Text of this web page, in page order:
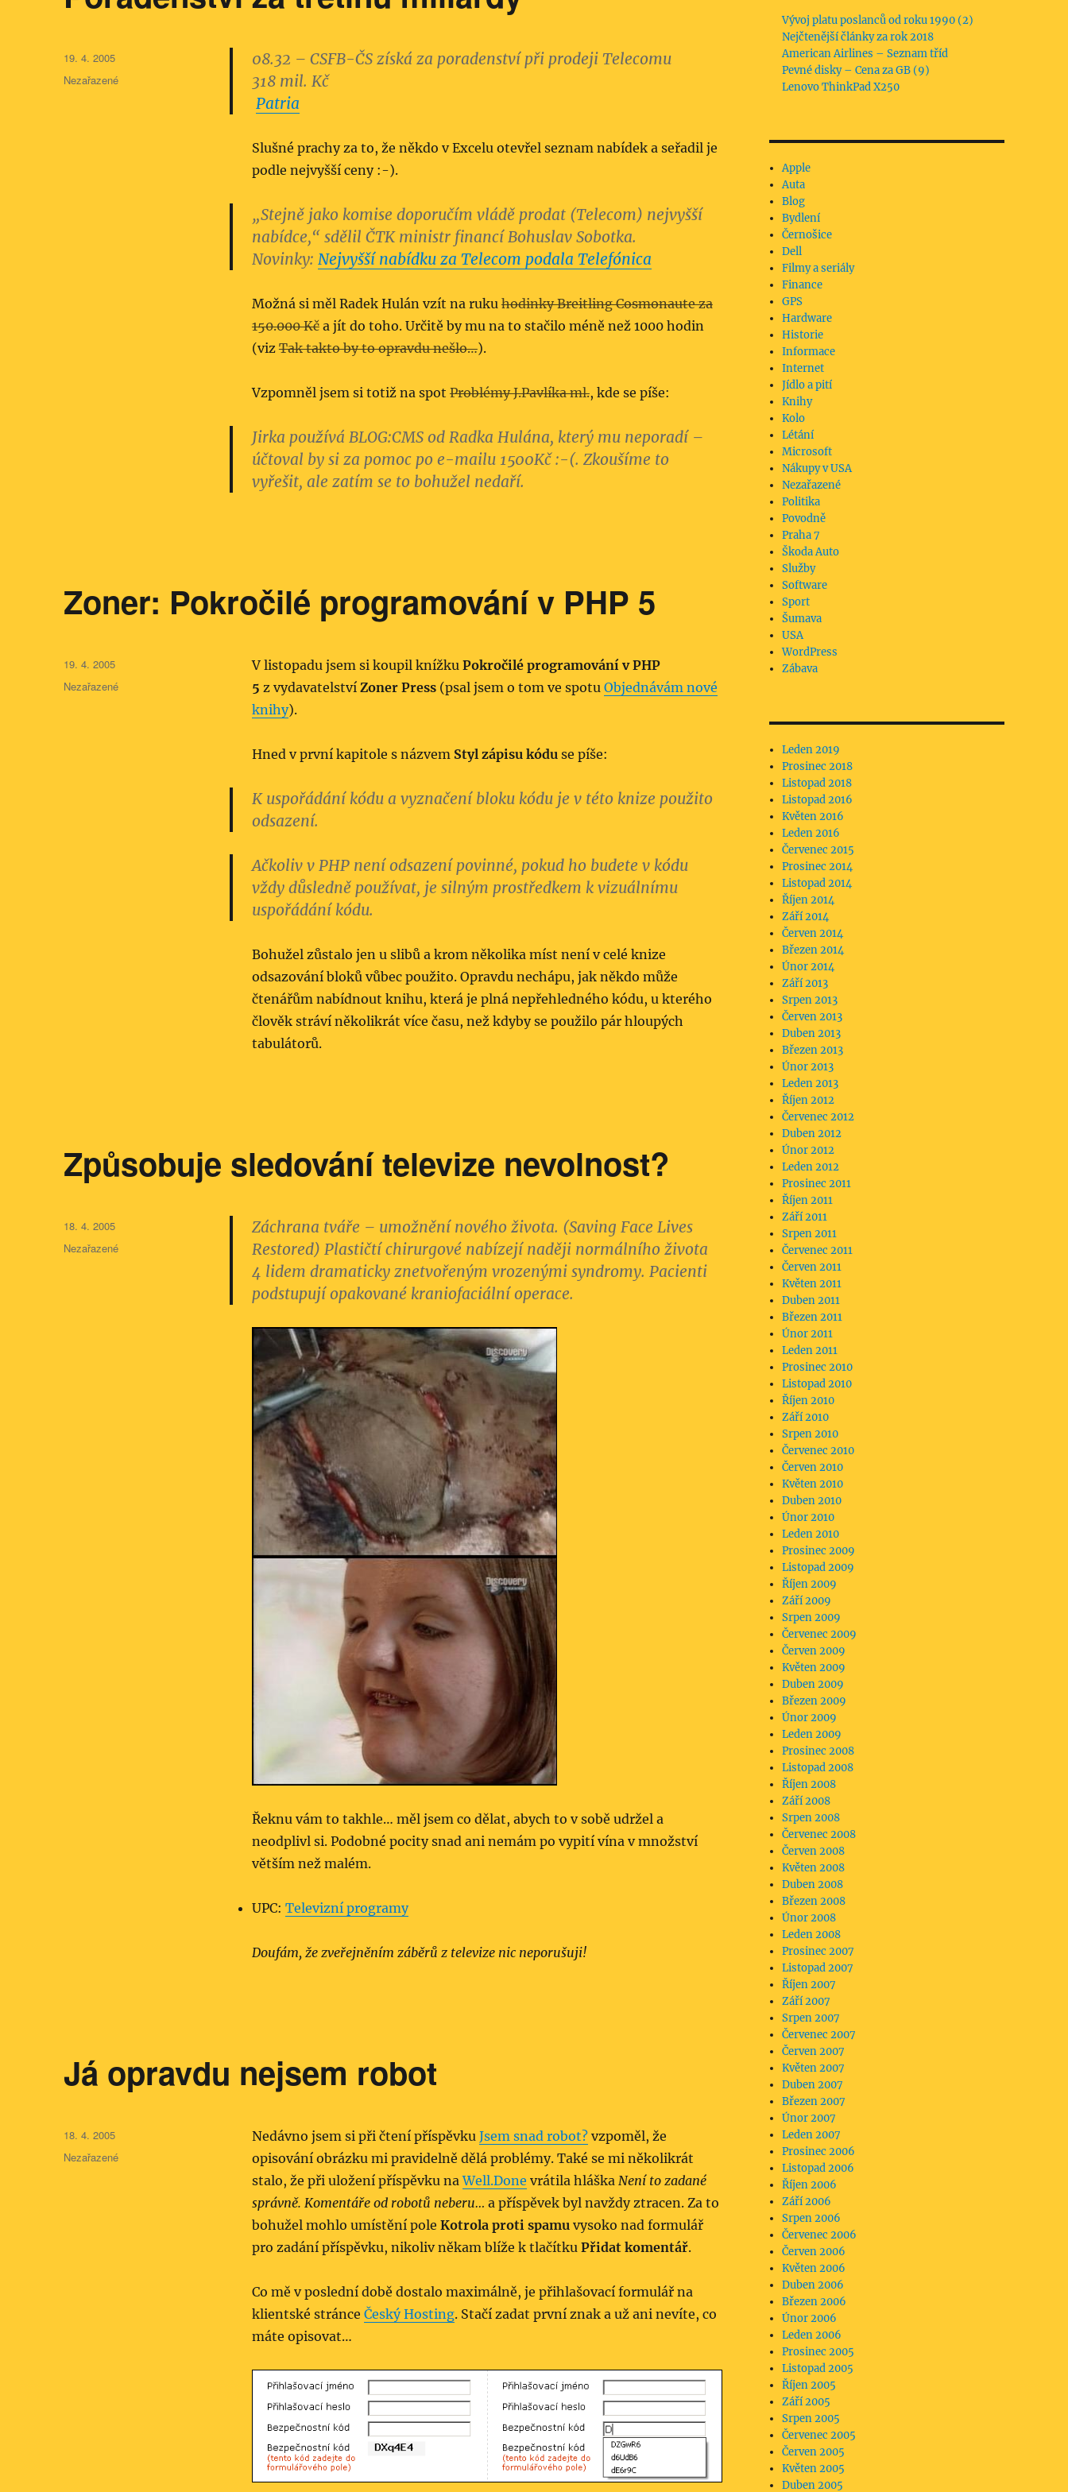
08.32 – CSFB-ČS získá za poradenství při prodeji Telecomu
318 mil. Kč
Patria
Slušné prachy za to, že někdo v Excelu otevřel seznam nabídek a seřadil je
podle nejvyšší ceny :-).
„Stejně jako komise doporučím vládě prodat (Telecom) nejvyšší
nabídce,“ sdělil ČTK ministr financí Bohuslav Sobotka.
Novinky: Nejvyšší nabídku za Telecom podala Telefónica
Možná si měl Radek Hulán vzít na ruku hodinky Breitling Cosmonaute za
150.000 Kča jít do toho. Určitě by mu na to stačilo méně než 1000 hodin
(viz Tak takto by to opravdu nešlo…).
Vzpomněl jsem si totiž na spot Problémy J.Pavlíka ml., kde se píše:
Jirka používá BLOG:CMS od Radka Hulána, který mu neporadí –
účtoval by si za pomoc po e-mailu 1500Kč :-(. Zkoušíme to
vyřešit, ale zatím se to bohužel nedaří.
Publikováno:
19. 4. 2005
Rubriky:
Nezařazené
Zoner: Pokročilé programování v PHP 5
V listopadu jsem si koupil knížku Pokročilé programování v PHP
5 z vydavatelství Zoner Press(psal jsem o tom ve spotu Objednávám nové
knihy).
Hned v první kapitole s názvem Styl zápisu kóduse píše:
K uspořádání kódu a vyznačení bloku kódu je v této knize použito
odsazení.
Ačkoliv v PHP není odsazení povinné, pokud ho budete v kódu
vždy důsledně používat, je silným prostředkem k vizuálnímu
uspořádání kódu.
Bohužel zůstalo jen u slibů a krom několika míst není v celé knize
odsazování bloků vůbec použito. Opravdu nechápu, jak někdo může
čtenářům nabídnout knihu, která je plná nepřehledného kódu, u kterého
člověk stráví několikrát více času, než kdyby se použilo pár hloupých
tabulátorů.
Publikováno:
19. 4. 2005
Rubriky:
Nezařazené
Způsobuje sledování televize nevolnost?
Záchrana tváře – umožnění nového života. (Saving Face Lives
Restored) Plastičtí chirurgové nabízejí naději normálního života
4 lidem dramaticky znetvořeným vrozenými syndromy. Pacienti
podstupují opakované kraniofaciální operace.
Řeknu vám to takhle… měl jsem co dělat, abych to v sobě udržel a
neodplivl si. Podobné pocity snad ani nemám po vypití vína v množství
větším než malém.
UPC: Televizní programy
Doufám, že zveřejněním záběrů z televize nic neporušuji!
Publikováno:
18. 4. 2005
Rubriky:
Nezařazené
Já opravdu nejsem robot
Nedávno jsem si při čtení příspěvku Jsem snad robot?vzpoměl, že
opisování obrázku mi pravidelně dělá problémy. Také se mi několikrát
stalo, že při uložení příspěvku naWell.Done vrátila hláška Není to zadané
správně. Komentáře od robotů neberu… a příspěvek byl navždy ztracen. Za to
bohužel mohlo umístění pole Kotrola proti spamuvysoko nad formulář
pro zadání příspěvku, nikoliv někam blíže k tlačítku Přidat komentář.
Co mě v poslední době dostalo maximálně, je přihlašovací formulář na
klientské stránce Český Hosting. Stačí zadat první znak a už ani nevíte, co
máte opisovat…
Publikováno:
18. 4. 2005
Rubriky:
Nezařazené
Vývoj platu poslanců od roku 1990 (2)
Nejčtenější články za rok 2018
American Airlines – Seznam tříd
Pevné disky – Cena za GB (9)
Lenovo ThinkPad X250
Apple
Auta
Blog
Bydlení
Černošice
Dell
Filmy a seriály
Finance
GPS
Hardware
Historie
Informace
Internet
Jídlo a pití
Knihy
Kolo
Létání
Microsoft
Nákupy v USA
Nezařazené
Politika
Povodně
Praha 7
Škoda Auto
Služby
Software
Sport
Šumava
USA
WordPress
Zábava
Leden 2019
Prosinec 2018
Listopad 2018
Listopad 2016
Květen 2016
Leden 2016
Červenec 2015
Prosinec 2014
Listopad 2014
Říjen 2014
Září 2014
Červen 2014
Březen 2014
Únor 2014
Září 2013
Srpen 2013
Červen 2013
Duben 2013
Březen 2013
Únor 2013
Leden 2013
Říjen 2012
Červenec 2012
Duben 2012
Únor 2012
Leden 2012
Prosinec 2011
Říjen 2011
Září 2011
Srpen 2011
Červenec 2011
Červen 2011
Květen 2011
Duben 2011
Březen 2011
Únor 2011
Leden 2011
Prosinec 2010
Listopad 2010
Říjen 2010
Září 2010
Srpen 2010
Červenec 2010
Červen 2010
Květen 2010
Duben 2010
Únor 2010
Leden 2010
Prosinec 2009
Listopad 2009
Říjen 2009
Září 2009
Srpen 2009
Červenec 2009
Červen 2009
Květen 2009
Duben 2009
Březen 2009
Únor 2009
Leden 2009
Prosinec 2008
Listopad 2008
Říjen 2008
Září 2008
Srpen 2008
Červenec 2008
Červen 2008
Květen 2008
Duben 2008
Březen 2008
Únor 2008
Leden 2008
Prosinec 2007
Listopad 2007
Říjen 2007
Září 2007
Srpen 2007
Červenec 2007
Červen 2007
Květen 2007
Duben 2007
Březen 2007
Únor 2007
Leden 2007
Prosinec 2006
Listopad 2006
Říjen 2006
Září 2006
Srpen 2006
Červenec 2006
Červen 2006
Květen 2006
Duben 2006
Březen 2006
Únor 2006
Leden 2006
Prosinec 2005
Listopad 2005
Říjen 2005
Září 2005
Srpen 2005
Červenec 2005
Červen 2005
Květen 2005
Duben 2005